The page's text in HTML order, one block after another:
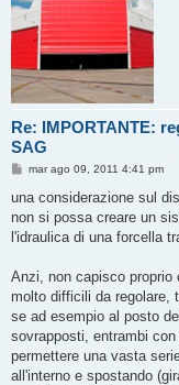
Re: IMPORTANTE:
SAG
M
s
a
g
o
mar ago 09, 2011 4:41 pm
una considerazione sul
non si possa creare un
l'idraulica di una forcella
Anzi, non capisco
molto difficili da regolare,
se ad esempio al posto
sovrapposti, entrambi
permettere una vasta
all'interno e spostando